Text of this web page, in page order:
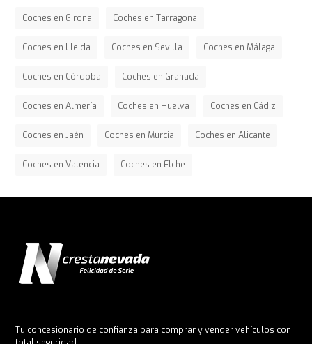
Coches en Girona Coches en Tarragona
Coches en Lleida Coches en Sevilla Coches en Málaga
Coches en Córdoba Coches en Granada
Coches en Almería Coches en Huelva Coches en Cádiz
Coches en Jaén Coches en Murcia Coches en Alicante
Coches en Valencia Coches en Elche
Tu concesionario de confianza para comprar y vender vehículos con